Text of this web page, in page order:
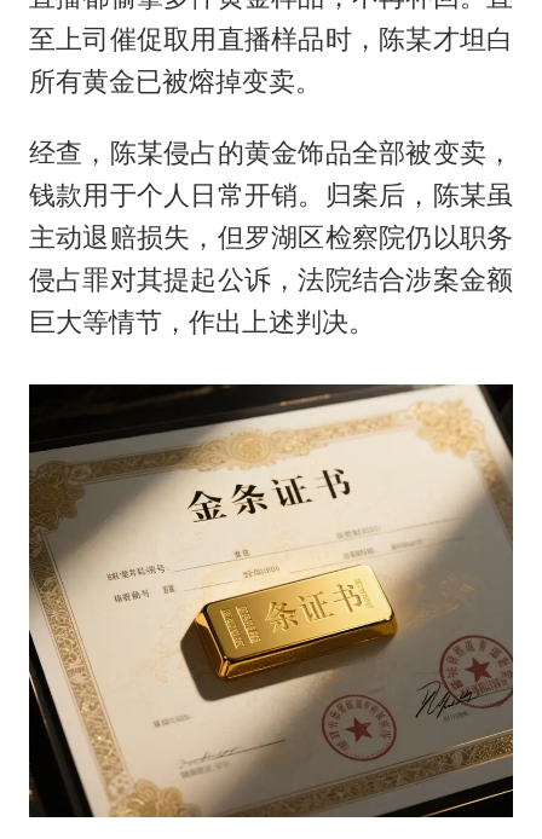
至上司催促取用直播样品时，陈某才坦白
所有黄金已被熔掉变卖。
经查，陈某侵占的黄金饰品全部被变卖，
钱款用于个人日常开销。归案后，陈某虽
主动退赔损失，但罗湖区检察院仍以职务
侵占罪对其提起公诉，法院结合涉案金额
巨大等情节，作出上述判决。